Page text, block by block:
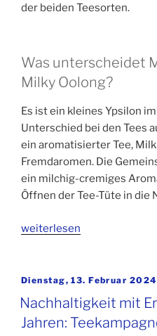
der beiden Teesorten.
Was unterscheidet
Milky Oolong?
Es ist ein kleines Ypsilon
Unterschied bei den Tees
ein aromatisierter Tee,
Fremdaromen. Die
ein milchig-cremiges
Öffnen der Tee-Tüte in die
„Milk
Milky
Oolong
–
Unterschiede
weiterlesen
Veröffentlicht
Dienstag, 13. Februar 2024
Nachhaltigkeit mit
Jahren: